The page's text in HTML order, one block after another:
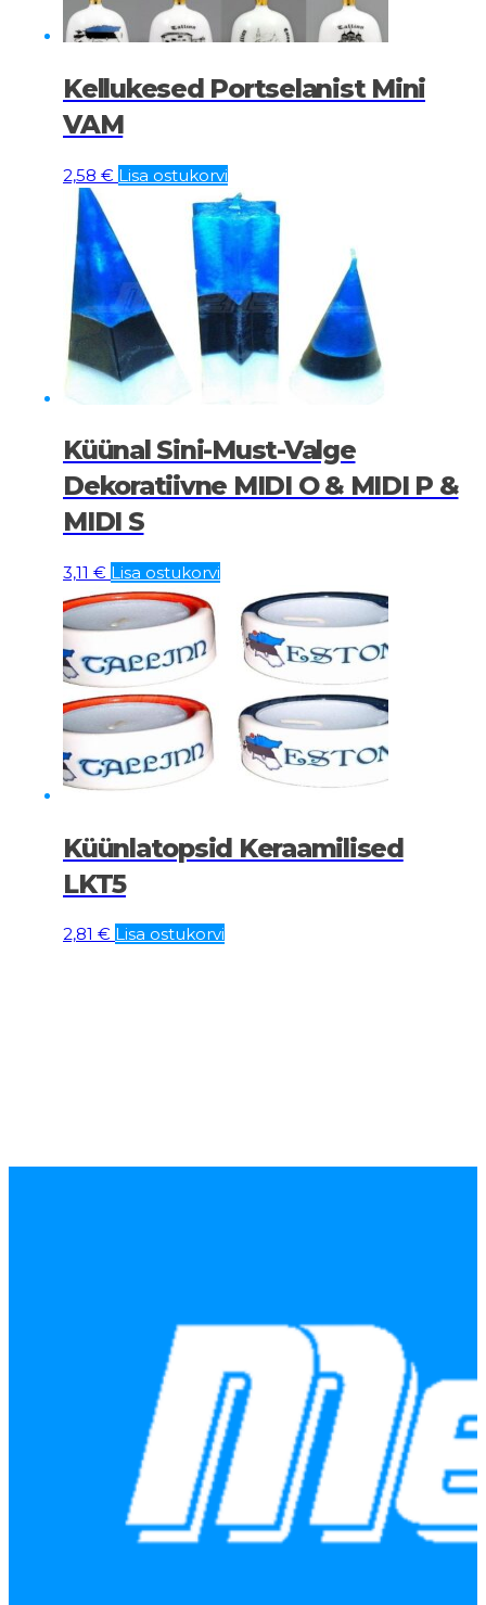
Kellukesed Portselanist Mini
VAM
2,58 € Lisa ostukorvi
Küünal Sini-Must-Valge
Dekoratiivne MIDI O & MIDI P &
MIDI S
3,11 € Lisa ostukorvi
Küünlatopsid Keraamilised
LKT5
2,81 € Lisa ostukorvi